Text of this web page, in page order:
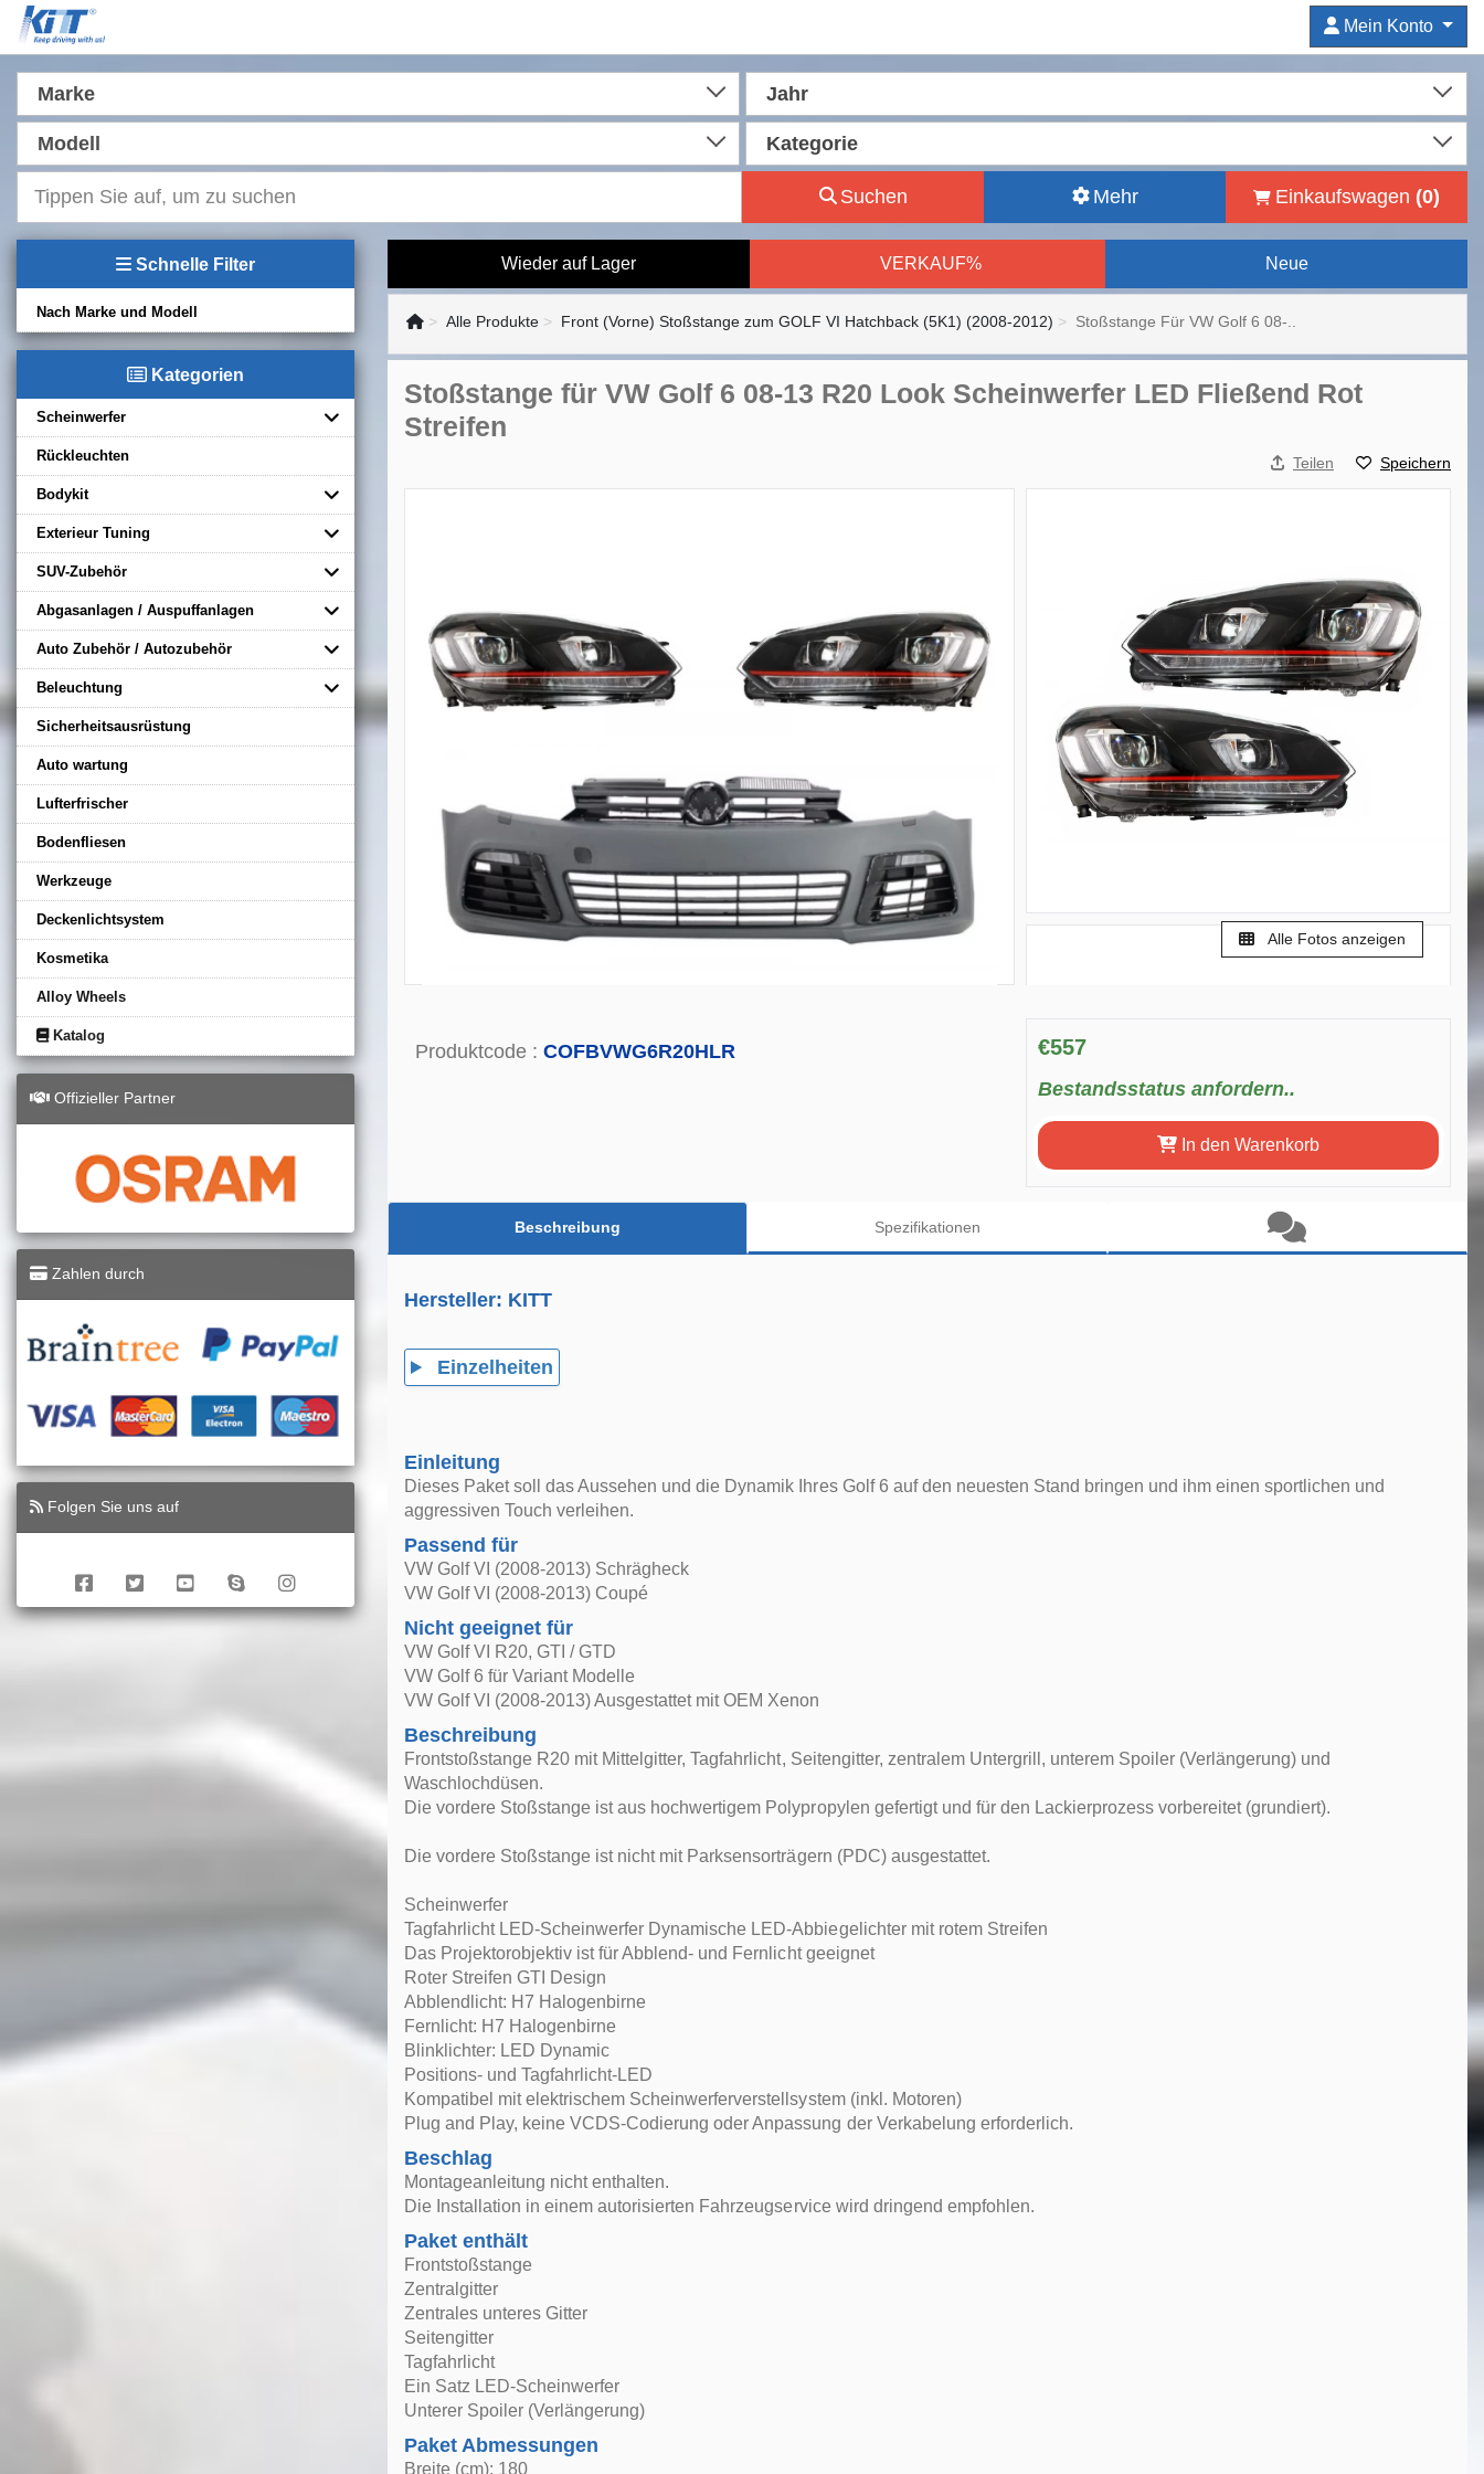
Mein Konto
Marke Jahr
Modell Kategorie
Suchen Mehr Einkaufswagen (0)
Schnelle Filter
Nach Marke und Modell
Kategorien
Scheinwerfer
Rückleuchten
Bodykit
Exterieur Tuning
SUV-Zubehör
Abgasanlagen / Auspuffanlagen
Auto Zubehör / Autozubehör
Beleuchtung
Sicherheitsausrüstung
Auto wartung
Lufterfrischer
Bodenfliesen
Werkzeuge
Deckenlichtsystem
Kosmetika
Alloy Wheels
Katalog
Offizieller Partner
Zahlen durch
Folgen Sie uns auf
Wieder auf Lager VERKAUF% Neue
Alle Produkte Front (Vorne) Stoßstange zum GOLF VI Hatchback (5K1) (2008-2012) Stoßstange Für VW Golf 6 08-..
Stoßstange für VW Golf 6 08-13 R20 Look Scheinwerfer LED Fließend Rot
Streifen
Teilen Speichern
Alle Fotos anzeigen
Produktcode : COFBVWG6R20HLR €557
Bestandsstatus anfordern..
In den Warenkorb
Beschreibung Spezifikationen
Hersteller: KITT
Einzelheiten
Einleitung
Dieses Paket soll das Aussehen und die Dynamik Ihres Golf 6 auf den neuesten Stand bringen und ihm einen sportlichen und
aggressiven Touch verleihen.
Passend für
VW Golf VI (2008-2013) Schrägheck
VW Golf VI (2008-2013) Coupé
Nicht geeignet für
VW Golf VI R20, GTI / GTD
VW Golf 6 für Variant Modelle
VW Golf VI (2008-2013) Ausgestattet mit OEM Xenon
Beschreibung
Frontstoßstange R20 mit Mittelgitter, Tagfahrlicht, Seitengitter, zentralem Untergrill, unterem Spoiler (Verlängerung) und
Waschlochdüsen.
Die vordere Stoßstange ist aus hochwertigem Polypropylen gefertigt und für den Lackierprozess vorbereitet (grundiert).
Die vordere Stoßstange ist nicht mit Parksensorträgern (PDC) ausgestattet.
Scheinwerfer
Tagfahrlicht LED-Scheinwerfer Dynamische LED-Abbiegelichter mit rotem Streifen
Das Projektorobjektiv ist für Abblend- und Fernlicht geeignet
Roter Streifen GTI Design
Abblendlicht: H7 Halogenbirne
Fernlicht: H7 Halogenbirne
Blinklichter: LED Dynamic
Positions- und Tagfahrlicht-LED
Kompatibel mit elektrischem Scheinwerferverstellsystem (inkl. Motoren)
Plug and Play, keine VCDS-Codierung oder Anpassung der Verkabelung erforderlich.
Beschlag
Montageanleitung nicht enthalten.
Die Installation in einem autorisierten Fahrzeugservice wird dringend empfohlen.
Paket enthält
Frontstoßstange
Zentralgitter
Zentrales unteres Gitter
Seitengitter
Tagfahrlicht
Ein Satz LED-Scheinwerfer
Unterer Spoiler (Verlängerung)
Paket Abmessungen
Breite (cm): 180